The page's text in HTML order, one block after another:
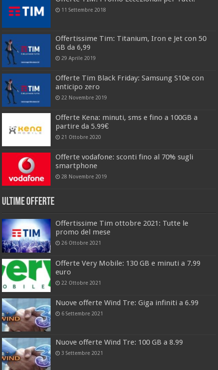
11 Settembre 2018
Offertissime Tim: Titanium, Iron e Jet con 50
GB da 6,99
29 Aprile 2019
Offerte Tim Black Friday: Samsung S10e con
anticipo zero
22 Novembre 2019
Offerte Kena: minuti, sms e fino a 100GB a
partire da 5.99€
21 Ottobre 2020
Offerte vodafone: sconti fino al 70% sugli
smartphone
28 Novembre 2019
Ultime offerte
Offertissime Tim ottobre 2021: Tutte le
promo del mese
26 Ottobre 2021
Offerte Very Mobile: 130 GB e minuti a 7.99
euro
22 Ottobre 2021
Nuove offerte Wind Tre: Giga infiniti a 6.99
6 Settembre 2021
Nuove offerte Wind Tre: 100 GB a 8.99
3 Settembre 2021